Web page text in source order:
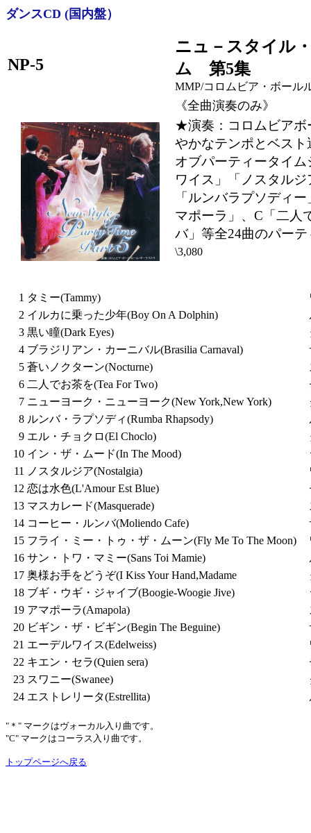
ダンスCD (国内盤）
NP-5
ニュ－スタイル
ム 第5集
MMP/コロムビア・ボール
《全曲演奏のみ》
★演奏：コロムビアボ
やかなテンポとベス
オブパーティータイ
ワイス」「ノスタル
「ルンバラプソディ
マポーラ」、C「二人
バ」等全24曲のパー
\3,080
1 タミー(Tammy)
2 イルカに乗った少年(Boy On A Dolphin)
3 黒い瞳(Dark Eyes)
4 ブラジリアン・カーニバル(Brasilia Carnaval)
5 蒼いノクターン(Nocturne)
6 二人でお茶を(Tea For Two)
7 ニューヨーク・ニューヨーク(New York,New York)
8 ルンバ・ラプソディ(Rumba Rhapsody)
9 エル・チョクロ(El Choclo)
10 イン・ザ・ムード(In The Mood)
11
ノスタルジア(Nostalgia)
12 恋は水色(L'Amour Est Blue)
13 マスカレード(Masquerade)
14 コーヒー・ルンバ(Moliendo Cafe)
15 フライ・ミー・トゥ・ザ・ムーン(Fly Me To The Moon)
16 サン・トワ・マミー(Sans Toi Mamie)
17 奥様お手をどうぞ(I Kiss Your Hand,Madame
18 ブギ・ウギ・ジャイブ(Boogie-Woogie Jive)
19 アマポーラ(Amapola)
20 ビギン・ザ・ビギン(Begin The Beguine)
21 エーデルワイス(Edelweiss)
22 キエン・セラ(Quien sera)
23 スワニー(Swanee)
24 エストレリータ(Estrellita)
"＊" マークはヴォーカル入り曲です。
"C" マークはコーラス入り曲です。
トップページへ戻る